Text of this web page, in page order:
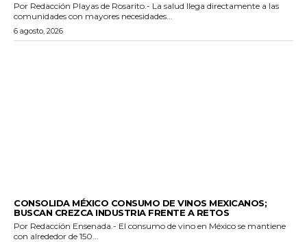
Por Redacción Playas de Rosarito.- La salud llega directamente a las
comunidades con mayores necesidades...
6 agosto, 2026
CONSOLIDA MÉXICO CONSUMO DE VINOS MEXICANOS;
BUSCAN CREZCA INDUSTRIA FRENTE A RETOS
Por Redacción Ensenada.- El consumo de vino en México se mantiene
con alrededor de 150...